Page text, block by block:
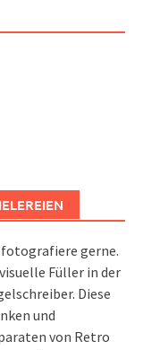
fotografiere gerne.
Füller in der
Diese
und
von Retro